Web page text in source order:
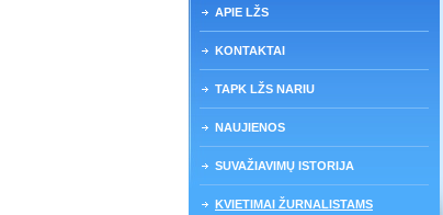
APIE LŽS
KONTAKTAI
TAPK LŽS NARIU
NAUJIENOS
SUVAŽIAVIMŲ ISTORIJA
KVIETIMAI ŽURNALISTAMS